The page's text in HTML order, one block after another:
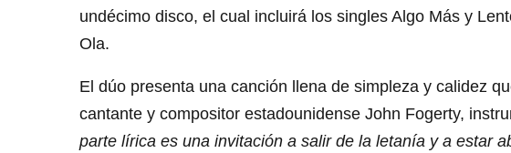
undécimo disco, el cual incluirá los singles Algo Más y
Ola.
El dúo presenta una canción llena de simpleza y calidez
cantante y compositor estadounidense John Fogerty,
parte lírica es una invitación a salir de la letanía y a estar